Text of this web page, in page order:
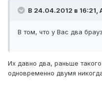
В 24.04.2012 в 16:21,
В том, что у Вас два
Их давно два, раньше
одновременно двумя